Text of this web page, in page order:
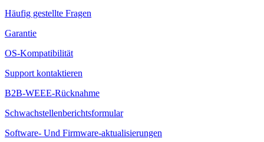
Häufig gestellte Fragen
Garantie
OS-Kompatibilität
Support kontaktieren
B2B-WEEE-Rücknahme
Schwachstellenberichtsformular
Software- Und Firmware-aktualisierungen